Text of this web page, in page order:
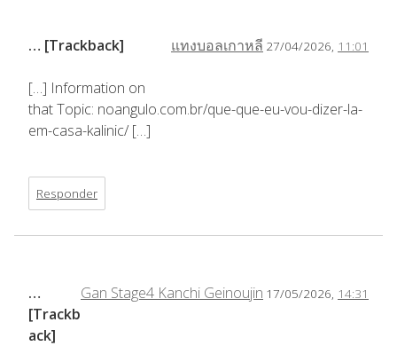
แทงบอลเกาหลี 27/04/2026, 11:01
… [Trackback]
[…] Information on
that Topic: noangulo.com.br/que-que-eu-vou-dizer-la-
em-casa-kalinic/ […]
Responder
Gan Stage4 Kanchi Geinoujin 17/05/2026, 14:31
…
[Trackb
ack]